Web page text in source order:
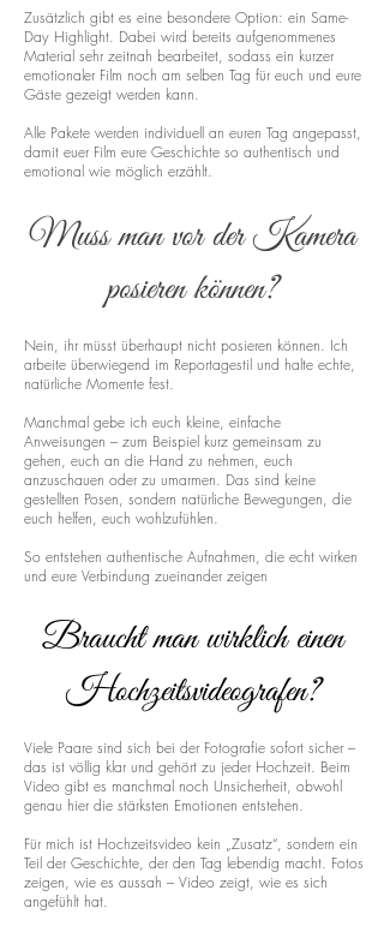
Zusätzlich gibt es eine besondere Option: ein Same-
Day Highlight. Dabei wird bereits aufgenommenes
Material sehr zeitnah bearbeitet, sodass ein kurzer
emotionaler Film noch am selben Tag für euch und eure
Gäste gezeigt werden kann.
Alle Pakete werden individuell an euren Tag angepasst,
damit euer Film eure Geschichte so authentisch und
emotional wie möglich erzählt.
Muss man vor der Kamera
posieren können?
Nein, ihr müsst überhaupt nicht posieren können. Ich
arbeite überwiegend im Reportagestil und halte echte,
natürliche Momente fest.
Manchmal gebe ich euch kleine, einfache
Anweisungen – zum Beispiel kurz gemeinsam zu
gehen, euch an die Hand zu nehmen, euch
anzuschauen oder zu umarmen. Das sind keine
gestellten Posen, sondern natürliche Bewegungen, die
euch helfen, euch wohlzufühlen.
So entstehen authentische Aufnahmen, die echt wirken
und eure Verbindung zueinander zeigen
Braucht man wirklich einen
Hochzeitsvideografen?
Viele Paare sind sich bei der Fotografie sofort sicher –
das ist völlig klar und gehört zu jeder Hochzeit. Beim
Video gibt es manchmal noch Unsicherheit, obwohl
genau hier die stärksten Emotionen entstehen.
Für mich ist Hochzeitsvideo kein „Zusatz“, sondern ein
Teil der Geschichte, der den Tag lebendig macht. Fotos
zeigen, wie es aussah – Video zeigt, wie es sich
angefühlt hat.